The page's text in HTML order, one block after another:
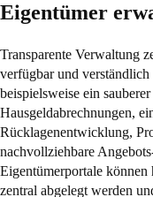
Eigentümer
Transparente Verwaltung
verfügbar und
beispielsweise ein
Hausgeldabrechnungen,
Rücklagenentwicklung,
nachvollziehbare
Eigentümerportale
zentral abgelegt werden